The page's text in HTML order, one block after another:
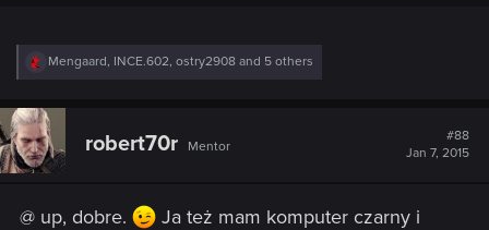
R
e
c
t
i
o
:
Mengaard, INCE.602, ostry2908 and 5 others
robert70r Mentor
#88
Jan 7, 2015
@ up, dobre.
Ja też mam komputer czarny i